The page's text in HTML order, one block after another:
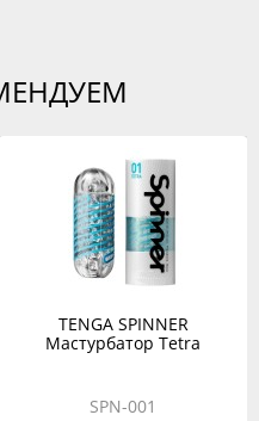
TENGA SPINNER
Мастурбатор Tetra
SPN-001